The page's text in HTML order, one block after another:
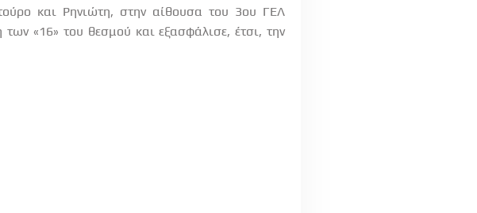
και Ρηνιώτη, στην αίθουσα του 3ου ΓΕΛ
«16» του θεσμού και εξασφάλισε, έτσι, την